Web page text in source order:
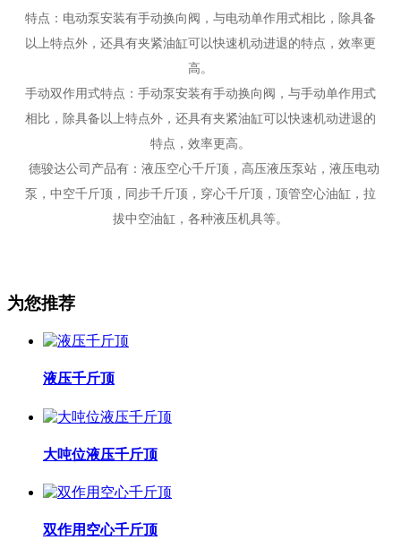
特点：电动泵安装有手动换向阀，与电动单作用式相比，除具备
以上特点外，还具有夹紧油缸可以快速机动进退的特点，效率更
高。
手动双作用式特点：手动泵安装有手动换向阀，与手动单作用式
相比，除具备以上特点外，还具有夹紧油缸可以快速机动进退的
特点，效率更高。
德骏达公司产品有：液压空心千斤顶，高压液压泵站，液压电动
泵，中空千斤顶，同步千斤顶，穿心千斤顶，顶管空心油缸，拉
拔中空油缸，各种液压机具等。
为您推荐
液压千斤顶
大吨位液压千斤顶
双作用空心千斤顶